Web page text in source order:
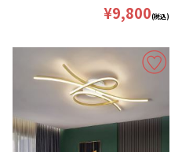
¥9,800(税込)